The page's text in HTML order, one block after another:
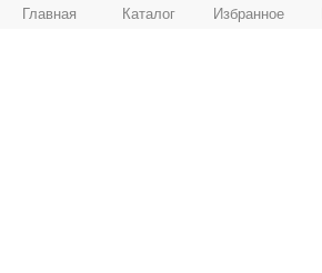
+7 (495) 414-22-76
Оплата
Главная Каталог Избранное